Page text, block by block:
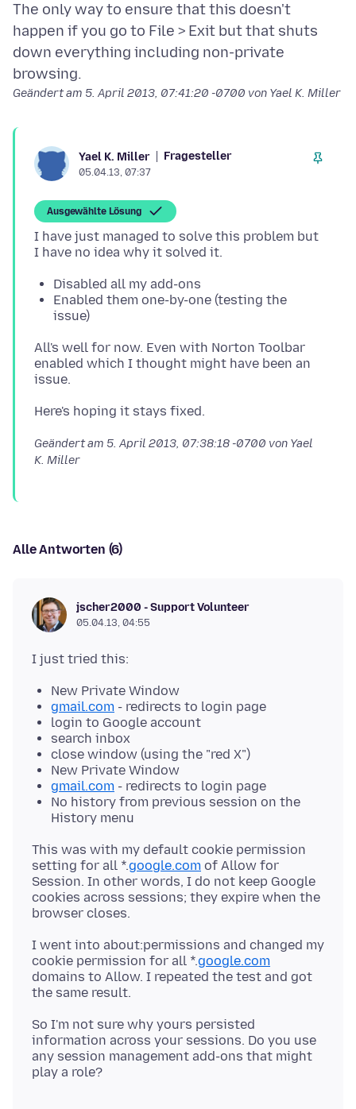
The only way to ensure that this doesn't
happen if you go to File > Exit but that shuts
down everything including non-private
Geändert am 5. April 2013, 07:41:20 -0700 von Yael K. Miller
Yael K. Miller Fragesteller
05.04.13, 07:37
Ausgewählte Lösung
I have just managed to solve this problem but
Disabled all my add-ons
Enabled them one-by-one (testing the
issue)
All's well for now. Even with Norton Toolbar
enabled which I thought might have been an
Geändert am 5. April 2013, 07:38:18 -0700 von Yael
K. Miller
Alle Antworten (6)
jscher2000 - Support Volunteer
05.04.13, 04:55
New Private Window
gmail.com - redirects to login page
login to Google account
search inbox
close window (using the "red X")
New Private Window
gmail.com - redirects to login page
No history from previous session on the
History menu
This was with my default cookie permission
setting for all *.google.com of Allow for
Session. In other words, I do not keep Google
cookies across sessions; they expire when the
I went into about:permissions and changed my
cookie permission for all *.google.com
domains to Allow. I repeated the test and got
So I'm not sure why yours persisted
information across your sessions. Do you use
any session management add-ons that might